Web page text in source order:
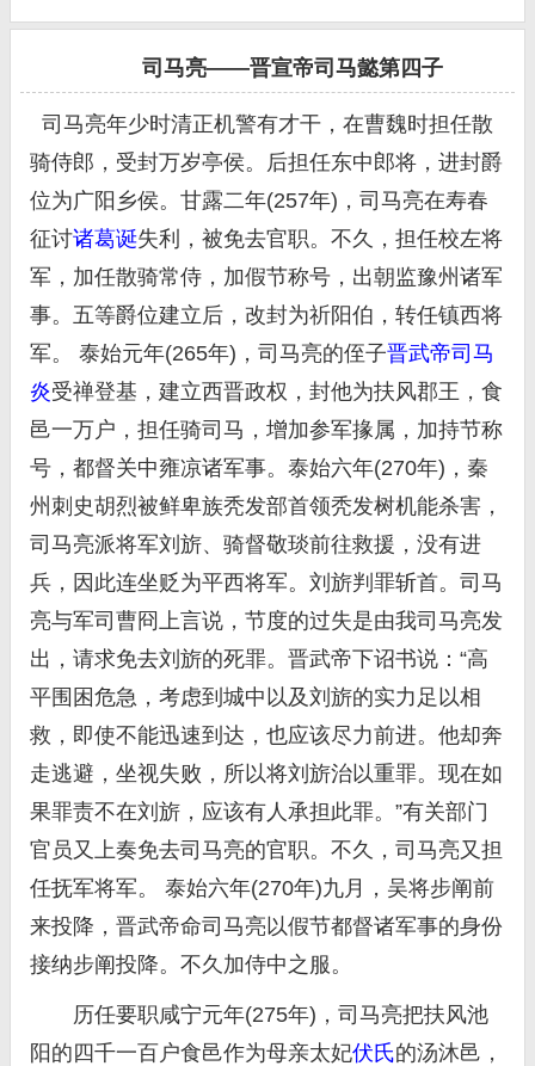
司马亮——晋宣帝司马懿第四子
司马亮年少时清正机警有才干，在曹魏时担任散
骑侍郎，受封万岁亭侯。后担任东中郎将，进封爵
位为广阳乡侯。甘露二年(257年)，司马亮在寿春
征讨诸葛诞失利，被免去官职。不久，担任校左将
军，加任散骑常侍，加假节称号，出朝监豫州诸军
事。五等爵位建立后，改封为祈阳伯，转任镇西将
军。 泰始元年(265年)，司马亮的侄子晋武帝司马
炎受禅登基，建立西晋政权，封他为扶风郡王，食
邑一万户，担任骑司马，增加参军掾属，加持节称
号，都督关中雍凉诸军事。泰始六年(270年)，秦
州刺史胡烈被鲜卑族秃发部首领秃发树机能杀害，
司马亮派将军刘旂、骑督敬琰前往救援，没有进
兵，因此连坐贬为平西将军。刘旂判罪斩首。司马
亮与军司曹冏上言说，节度的过失是由我司马亮发
出，请求免去刘旂的死罪。晋武帝下诏书说：“高
平围困危急，考虑到城中以及刘旂的实力足以相
救，即使不能迅速到达，也应该尽力前进。他却奔
走逃避，坐视失败，所以将刘旂治以重罪。现在如
果罪责不在刘旂，应该有人承担此罪。”有关部门
官员又上奏免去司马亮的官职。不久，司马亮又担
任抚军将军。 泰始六年(270年)九月，吴将步阐前
来投降，晋武帝命司马亮以假节都督诸军事的身份
接纳步阐投降。不久加侍中之服。
历任要职咸宁元年(275年)，司马亮把扶风池
阳的四千一百户食邑作为母亲太妃伏氏的汤沐邑，